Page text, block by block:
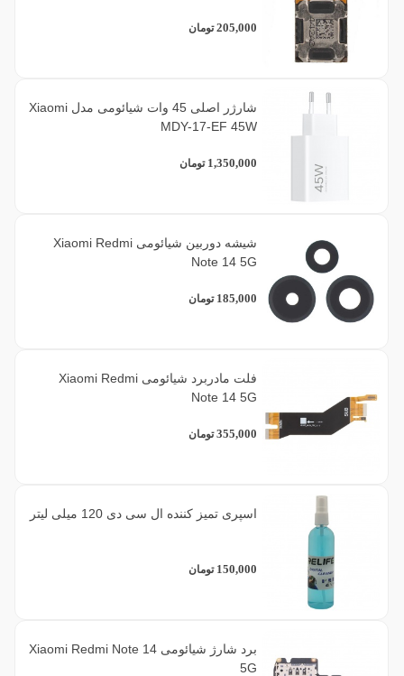
205,000 تومان
شارژر اصلی 45 وات شیائومی مدل Xiaomi
MDY-17-EF 45W
1,350,000 تومان
شیشه دوربین شیائومی Xiaomi Redmi
Note 14 5G
185,000 تومان
فلت مادربرد شیائومی Xiaomi Redmi
Note 14 5G
355,000 تومان
اسپری تمیز کننده ال سی دی 120 میلی لیتر
150,000 تومان
برد شارژ شیائومی Xiaomi Redmi Note 14
5G